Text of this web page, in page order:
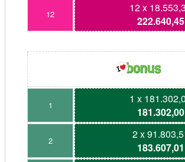
12
12 x
1
1 x
2
2 x